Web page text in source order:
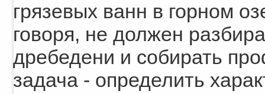
грязевых ванн в горном
говоря, не должен
дребедени и собирать
задача - определить